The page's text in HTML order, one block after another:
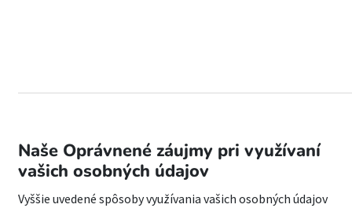
Naše Oprávnené záujmy pri využívaní
vašich osobných údajov
Vyššie uvedené spôsoby využívania vašich osobných údajov